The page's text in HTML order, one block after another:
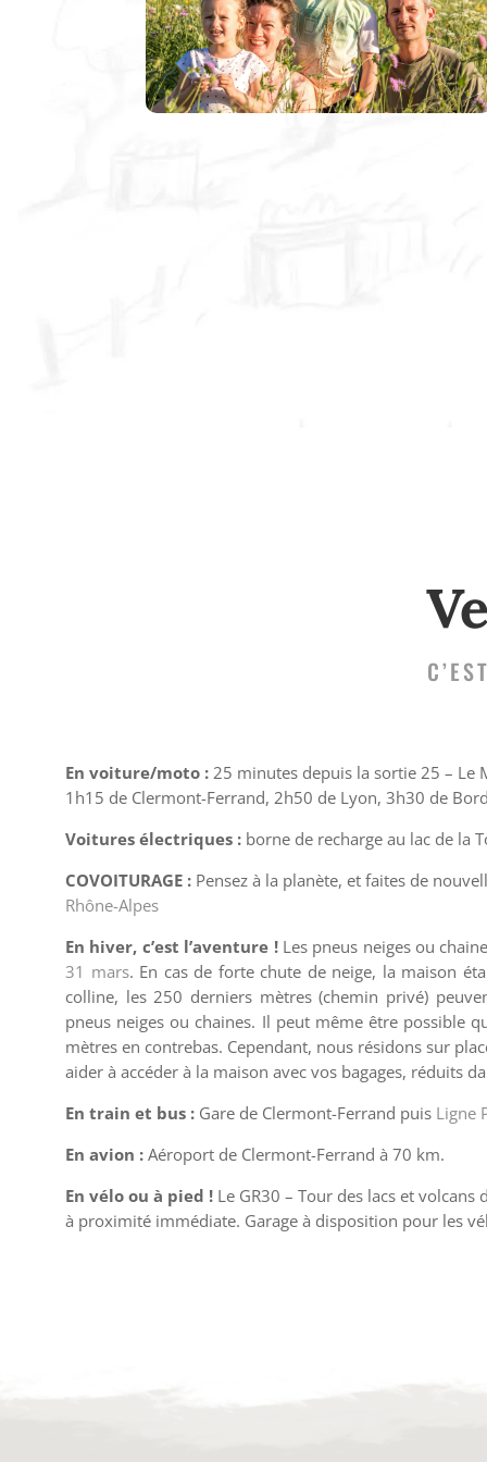
En voiture/moto : 25 minutes depuis la sortie 25 – Le
1h15 de Clermont-Ferrand, 2h50 de Lyon, 3h30 de
Voitures électriques : borne de recharge au lac de la
COVOITURAGE : Pensez à la planète, et faites de
Rhône-Alpes
En hiver, c’est l’aventure ! Les pneus neiges ou
31 mars. En cas de forte chute de neige, la maison
colline, les 250 derniers mètres (chemin privé)
pneus neiges ou chaines. Il peut même être possible
mètres en contrebas. Cependant, nous résidons sur
aider à accéder à la maison avec vos bagages, réduits
En train et bus : Gare de Clermont-Ferrand puis Ligne
En avion : Aéroport de Clermont-Ferrand à 70 km.
En vélo ou à pied ! Le GR30 – Tour des lacs et
à proximité immédiate. Garage à disposition pour les